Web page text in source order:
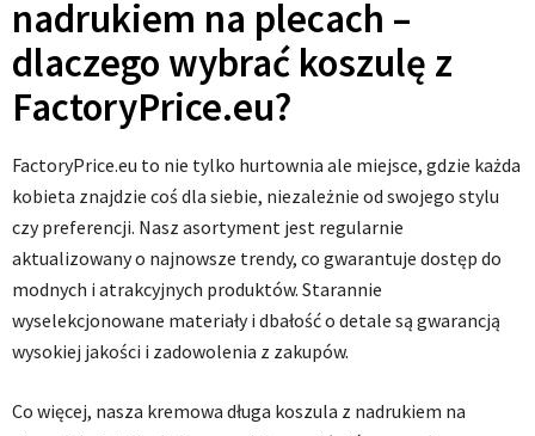
nadrukiem na plecach –
dlaczego wybrać koszulę z
FactoryPrice.eu?
FactoryPrice.eu to nie tylko hurtownia ale miejsce, gdzie każda
kobieta znajdzie coś dla siebie, niezależnie od swojego stylu
czy preferencji. Nasz asortyment jest regularnie
aktualizowany o najnowsze trendy, co gwarantuje dostęp do
modnych i atrakcyjnych produktów. Starannie
wyselekcjonowane materiały i dbałość o detale są gwarancją
wysokiej jakości i zadowolenia z zakupów.
Co więcej, nasza kremowa długa koszula z nadrukiem na